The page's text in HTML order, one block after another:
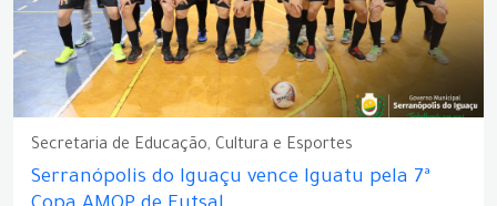
Secretaria de Educação, Cultura e Esportes
Serranópolis do Iguaçu vence Iguatu pela 7ª